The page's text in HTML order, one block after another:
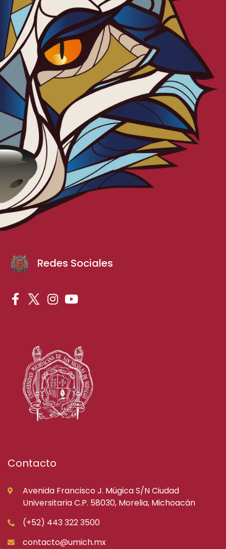
Redes Sociales
Contacto
Avenida Francisco J. Múgica S/N Ciudad
Universitaria C.P. 58030, Morelia, Michoacán
(+52) 443 322 3500
contacto@umich.mx